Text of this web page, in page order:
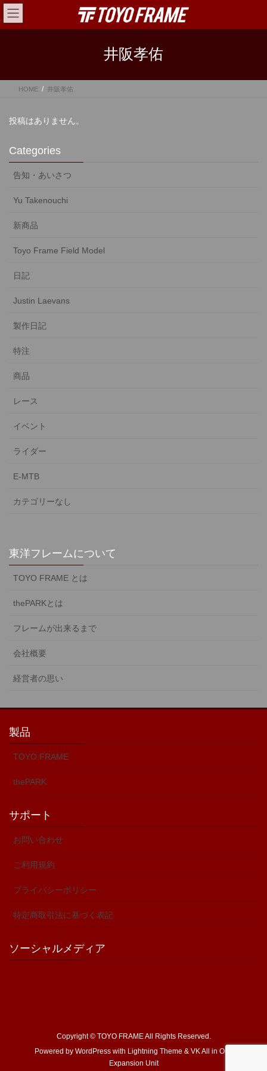
コ
ン
テ
ス
ナ
ビ
ゲ
ン
井阪孝佑
HOME 井阪孝佑
投稿はありません。
Categories
告知・あいさつ
Yu Takenouchi
新商品
Toyo Frame Field Model
日記
Justin Laevans
製作日記
特注
商品
レース
イベント
ライダー
E-MTB
カテゴリーなし
東洋フレームについて
TOYO FRAME とは
thePARKとは
フレームが出来るまで
会社概要
経営者の思い
製品
TOYO FRAME
thePARK
サポート
お問い合わせ
ご利用規約
プライバシーポリシー
特定商取引法に基づく表記
ソーシャルメディア
Copyright © TOYO FRAME All Rights Reserved.
Powered by WordPresswith Lightning Theme & VK All in One
Expansion Unit